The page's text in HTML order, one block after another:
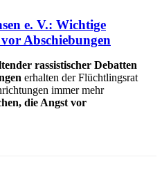
e. V.: Wichtige
Abschiebungen
rassistischer Debatten
erhalten der Flüchtlingsrat
immer mehr
die Angst vor